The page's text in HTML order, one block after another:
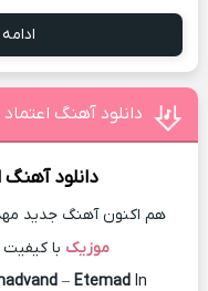
دانلود آهنگ
دانلود آهنگ
هم اکنون آهنگ جدید
موزیک با
– EtemadIn